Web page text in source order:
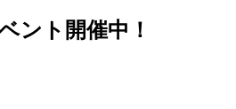
ント開催中！